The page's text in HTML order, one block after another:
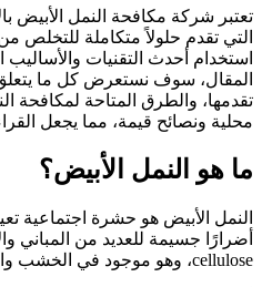
تعتبر شركة مكافحة النمل الأبيض
التي تقدم حلولاً متكاملة للتخلص
استخدام أحدث التقنيات
المقال، سوف نستعرض كل ما
تقدمها، والطرق المتاحة لمكافحة
محلية ونصائح قيمة، مما يجعل
ما هو النمل الأبيض؟
النمل الأبيض هو حشرة
أضرارًا جسيمة للعديد من المباني
cellulose، وهو موجود في الخشب والورق وبعض النباتات.